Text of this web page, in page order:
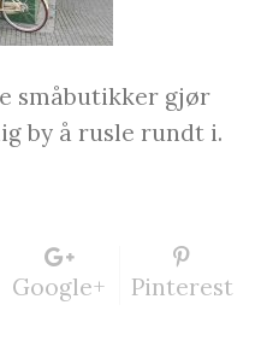
småbutikker gjør
by å rusle rundt i.
Google+ Pinterest